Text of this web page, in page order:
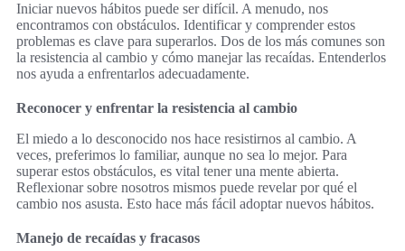
Iniciar nuevos hábitos puede ser difícil. A menudo, nos
encontramos con obstáculos. Identificar y comprender estos
problemas es clave para superarlos. Dos de los más comunes son
la resistencia al cambio y cómo manejar las recaídas. Entenderlos
nos ayuda a enfrentarlos adecuadamente.
Reconocer y enfrentar la resistencia al cambio
El miedo a lo desconocido nos hace resistirnos al cambio. A
veces, preferimos lo familiar, aunque no sea lo mejor. Para
superar estos obstáculos, es vital tener una mente abierta.
Reflexionar sobre nosotros mismos puede revelar por qué el
cambio nos asusta. Esto hace más fácil adoptar nuevos hábitos.
Manejo de recaídas y fracasos